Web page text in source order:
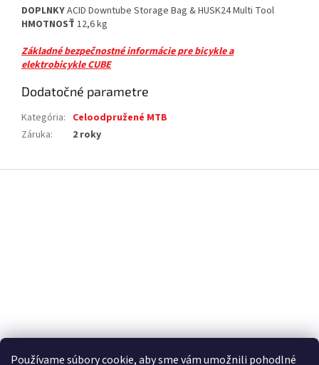
Používame súbory cookie, aby sme vám umožnili pohodlné
DOPLNKYACID Downtube Storage Bag & HUSK24 Multi Tool
HMOTNOSŤ 12,6 kg
Základné bezpečnostné informácie pre bicykle a
elektrobicykle CUBE
Dodatočné parametre
Kategória: Celoodpružené MTB
Záruka: 2 roky